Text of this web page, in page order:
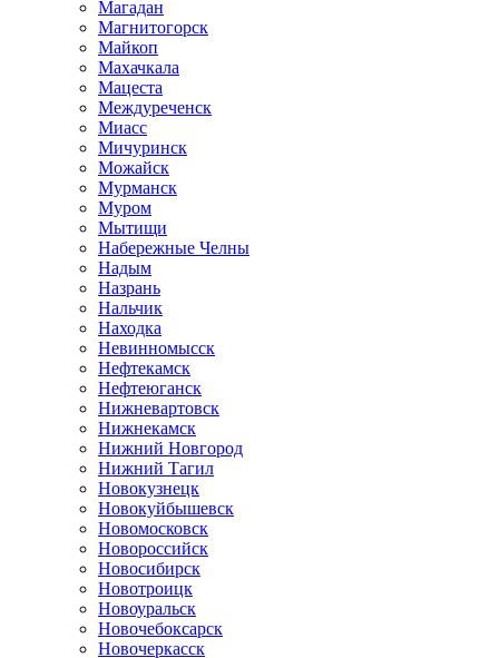
Магадан
Магнитогорск
Майкоп
Махачкала
Мацеста
Междуреченск
Миасс
Мичуринск
Можайск
Мурманск
Муром
Мытищи
Набережные Челны
Надым
Назрань
Нальчик
Находка
Невинномысск
Нефтекамск
Нефтеюганск
Нижневартовск
Нижнекамск
Нижний Новгород
Нижний Тагил
Новокузнецк
Новокуйбышевск
Новомосковск
Новороссийск
Новосибирск
Новотроицк
Новоуральск
Новочебоксарск
Новочеркасск